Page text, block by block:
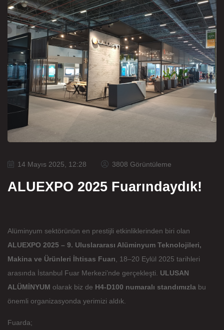
14 Mayıs 2025, 12:28 3808 Görüntüleme
ALUEXPO 2025 Fuarındaydık!
Alüminyum sektörünün en prestijli etkinliklerinden biri olan
ALUEXPO 2025 – 9. Uluslararası Alüminyum Teknolojileri,
Makina ve Ürünleri İhtisas Fuarı , 18–20 Eylül 2025 tarihleri
arasında İstanbul Fuar Merkezi’nde gerçekleşti. ULUSAN
ALÜMİNYUM olarak biz de H4-D100 numaralı standımızla bu
önemli organizasyonda yerimizi aldık.
Fuarda;